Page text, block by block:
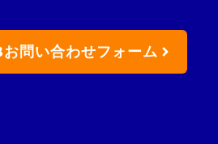
問い合わせフォーム